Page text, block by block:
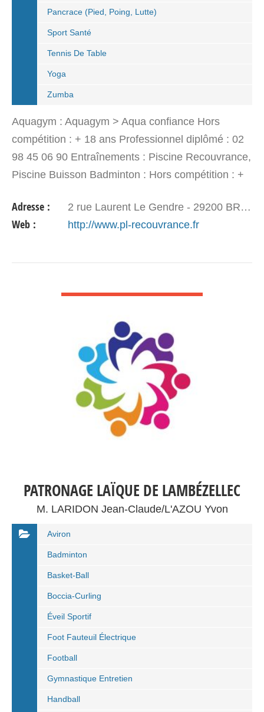
Pancrace (pied, Poing, Lutte)
Sport Santé
Tennis De Table
Yoga
Zumba
Aquagym : Aquagym > Aqua confiance Hors
compétition : + 18 ans Professionnel diplômé : 02
98 45 06 90 Entraînements : Piscine Recouvrance,
Piscine Buisson Badminton : Hors compétition : +
Entraînements …
Adresse : 2 rue Laurent Le Gendre - 29200 BREST
Web : http://www.pl-recouvrance.fr
PATRONAGE LAÏQUE DE LAMBÉZELLEC
M. LARIDON Jean-Claude/L'AZOU Yvon
Aviron
Badminton
Basket-Ball
Boccia-Curling
Éveil Sportif
Foot Fauteuil Électrique
Football
Gymnastique Entretien
Handball